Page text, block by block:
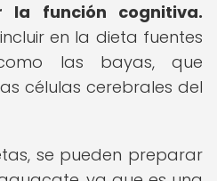
la función cognitiva.
en la dieta fuentes
las bayas, que
células cerebrales del
se pueden preparar